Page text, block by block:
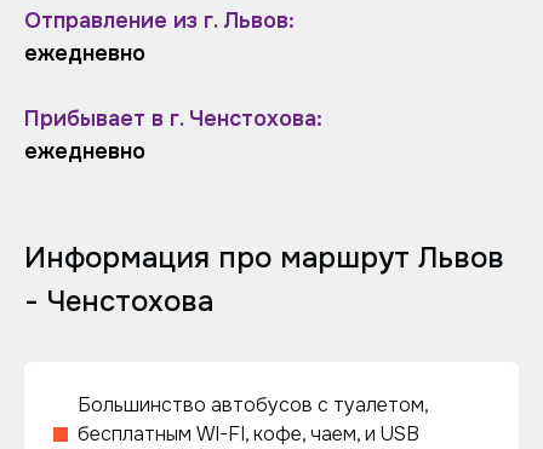
Отправление из г. Львов:
ежедневно
Прибывает в г. Ченстохова:
ежедневно
Информация про маршрут Львов
- Ченстохова
Большинство автобусов с туалетом,
бесплатным WI-FI, кофе, чаем, и USB